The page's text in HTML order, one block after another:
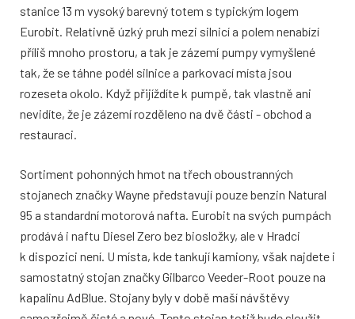
stanice 13 m vysoký barevný totem s typickým logem
Eurobit. Relativně úzký pruh mezi silnicí a polem nenabízí
příliš mnoho prostoru, a tak je zázemí pumpy vymyšlené
tak, že se táhne podél silnice a parkovací místa jsou
rozeseta okolo. Když přijíždíte k pumpě, tak vlastně ani
nevidíte, že je zázemí rozděleno na dvě části - obchod a
restauraci.
Sortiment pohonných hmot na třech oboustranných
stojanech značky Wayne představují pouze benzin Natural
95 a standardní motorová nafta. Eurobit na svých pumpách
prodává i naftu Diesel Zero bez biosložky, ale v Hradci
k dispozici není. U místa, kde tankují kamiony, však najdete i
samostatný stojan značky Gilbarco Veeder-Root pouze na
kapalinu AdBlue. Stojany byly v době maší návštěvy